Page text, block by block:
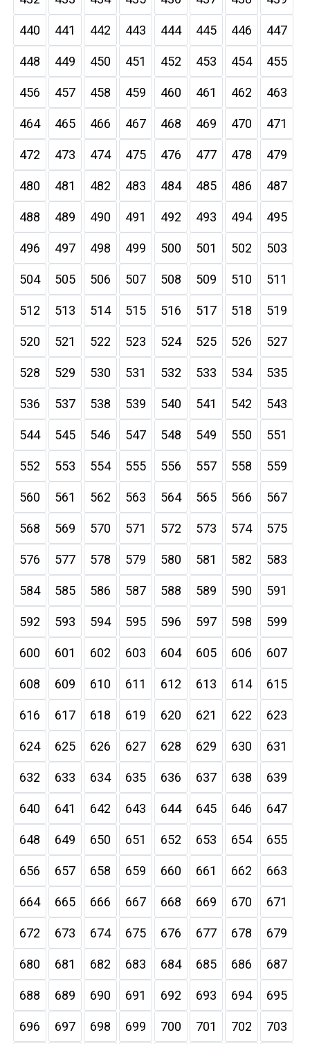
440 441 442 443 444 445 446 447
448 449 450 451 452 453 454 455
456 457 458 459 460 461 462 463
464 465 466 467 468 469 470 471
472 473 474 475 476 477 478 479
480 481 482 483 484 485 486 487
488 489 490 491 492 493 494 495
496 497 498 499 500 501 502 503
504 505 506 507 508 509 510 511
512 513 514 515 516 517 518 519
520 521 522 523 524 525 526 527
528 529 530 531 532 533 534 535
536 537 538 539 540 541 542 543
544 545 546 547 548 549 550 551
552 553 554 555 556 557 558 559
560 561 562 563 564 565 566 567
568 569 570 571 572 573 574 575
576 577 578 579 580 581 582 583
584 585 586 587 588 589 590 591
592 593 594 595 596 597 598 599
600 601 602 603 604 605 606 607
608 609 610 611 612 613 614 615
616 617 618 619 620 621 622 623
624 625 626 627 628 629 630 631
632 633 634 635 636 637 638 639
640 641 642 643 644 645 646 647
648 649 650 651 652 653 654 655
656 657 658 659 660 661 662 663
664 665 666 667 668 669 670 671
672 673 674 675 676 677 678 679
680 681 682 683 684 685 686 687
688 689 690 691 692 693 694 695
696 697 698 699 700 701 702 703